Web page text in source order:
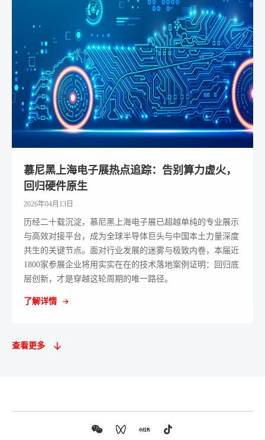
慕尼黑上海电子展热点追踪：告别算力虚火，
回归硬件原生
2026年04月13日
历经二十载沉淀，慕尼黑上海电子展已超越单纯的专业展示
与高效对接平台，成为全球半导体巨头与中国本土力量深度
共生的关键节点。面对行业发展的迷雾与极致内卷，本届近
1800家参展企业将用实实在在的技术落地案例证明：回归底
层创新，才是穿越这轮周期的唯一路径。
了解详情
查看更多